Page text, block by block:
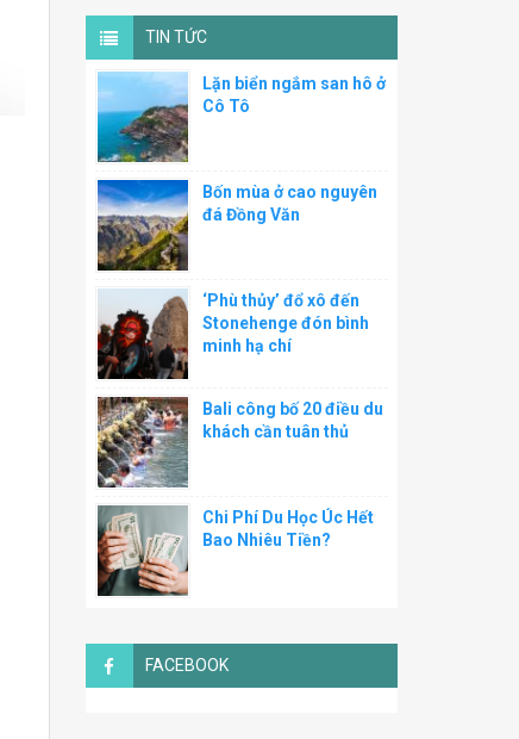
TIN TỨC
Lặn biển ngắm san hô ở
Cô Tô
Bốn mùa ở cao nguyên
đá Đồng Văn
‘Phù thủy’ đổ xô đến
Stonehenge đón bình
minh hạ chí
Bali công bố 20 điều du
khách cần tuân thủ
Chi Phí Du Học Úc Hết
Bao Nhiêu Tiền?
FACEBOOK